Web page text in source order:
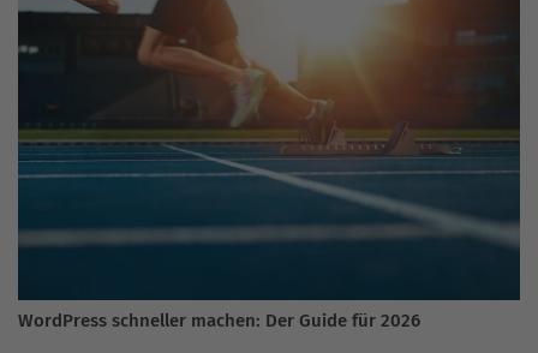
WordPress schneller machen: Der Guide für 2026